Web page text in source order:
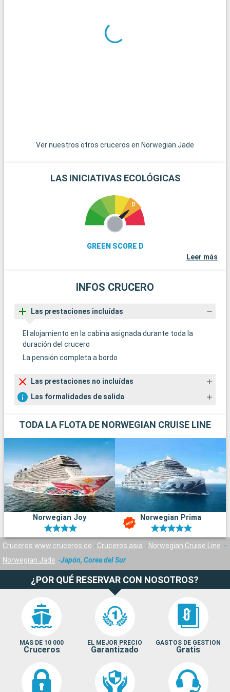
Ver nuestros otros cruceros en Norwegian Jade
LAS INICIATIVAS ECOLÓGICAS
GREEN SCORE D
Leer más
INFOS CRUCERO
Las prestaciones incluídas
El alojamiento en la cabina asignada durante toda la
duración del crucero
La pensión completa a bordo
Las prestaciones no incluídas
Las formalidades de salida
TODA LA FLOTA DE NORWEGIAN CRUISE LINE
Norwegian Joy Norwegian Prima
Cruceros www.cruceros.co Cruceros asia
Norwegian Cruise Line
Norwegian Jade
Japón, Corea del Sur
¿POR QUÉ RESERVAR CON NOSOTROS?
MAS DE 10 000
Cruceros
EL MEJOR PRECIO
Garantizado
GASTOS DE GESTION
Gratis